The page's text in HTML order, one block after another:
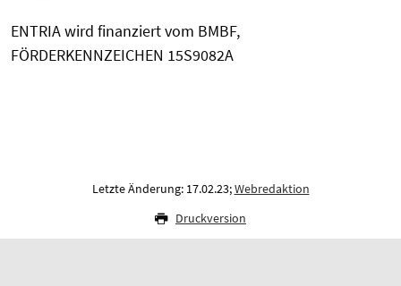
ENTRIA wird finanziert vom BMBF,
FÖRDERKENNZEICHEN 15S9082A
Letzte Änderung: 17.02.23;Webredaktion
Druckversion